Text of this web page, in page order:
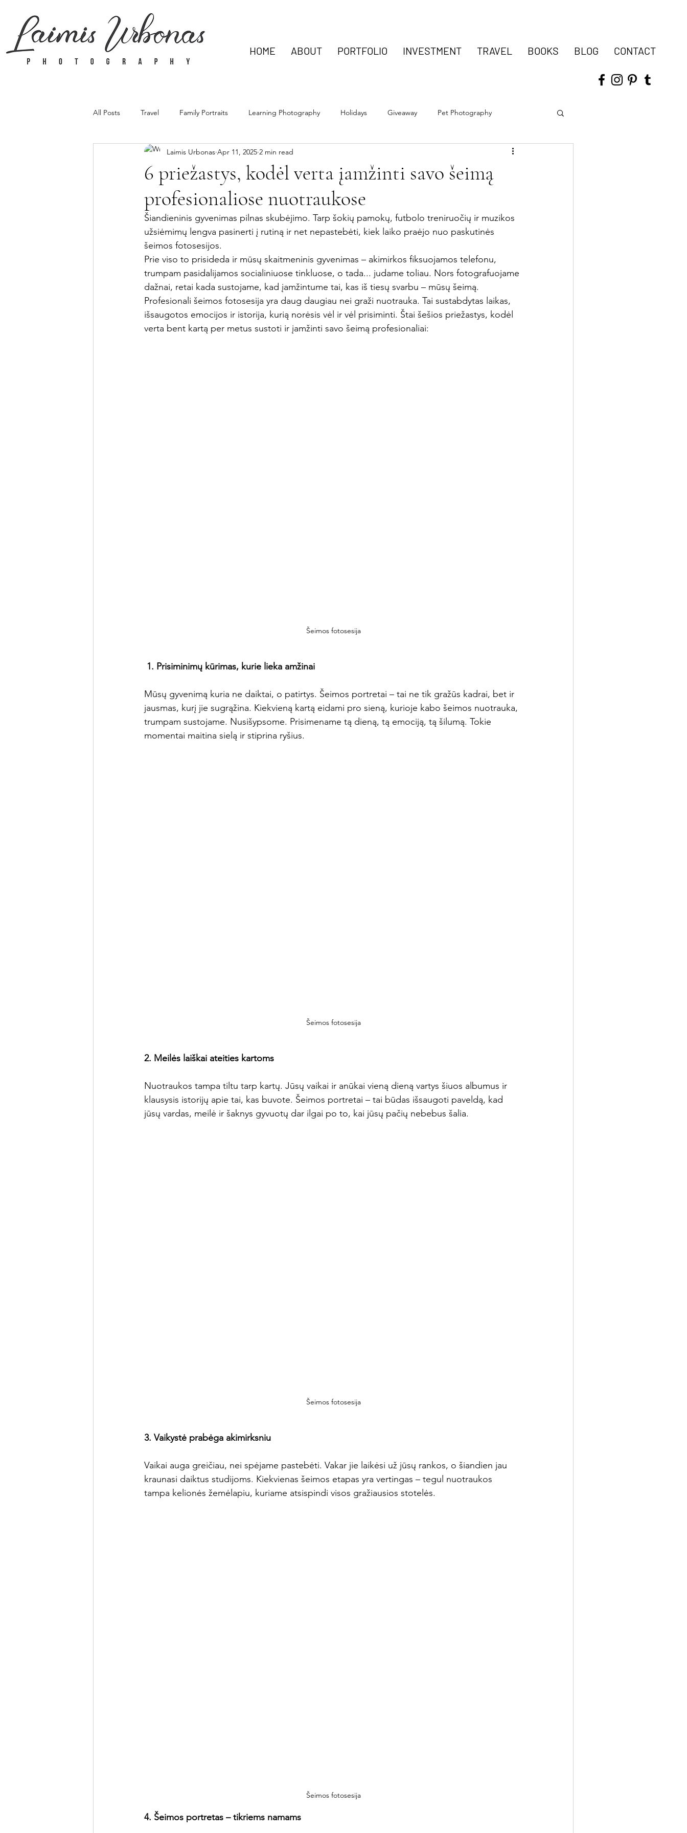
HOME ABOUT PORTFOLIO INVESTMENT TRAVEL BOOKS BLOG CONTACT
All Posts Travel Family Portraits Learning Photography Holidays Giveaway Pet Photography
Greeting Cards Family Gift Šeima
6 priežastys, kodėl verta įamžinti savo šeimą
profesionaliose nuotraukose
Laimis Urbonas Apr 11, 2025 2 min read
Šiandieninis gyvenimas pilnas skubėjimo. Tarp šokių pamokų, futbolo treniruočių ir muzikos
užsiėmimų lengva pasinerti į rutiną ir net nepastebėti, kiek laiko praėjo nuo paskutinės
šeimos fotosesijos.
Prie viso to prisideda ir mūsų skaitmeninis gyvenimas – akimirkos fiksuojamos telefonu,
trumpam pasidalijamos socialiniuose tinkluose, o tada... judame toliau. Nors fotografuojame
dažnai, retai kada sustojame, kad įamžintume tai, kas iš tiesų svarbu – mūsų šeimą.
Profesionali šeimos fotosesija yra daug daugiau nei graži nuotrauka. Tai sustabdytas laikas,
išsaugotos emocijos ir istorija, kurią norėsis vėl ir vėl prisiminti. Štai šešios priežastys, kodėl
verta bent kartą per metus sustoti ir įamžinti savo šeimą profesionaliai:
Šeimos fotosesija
1. Prisiminimų kūrimas, kurie lieka amžinai
Mūsų gyvenimą kuria ne daiktai, o patirtys. Šeimos portretai – tai ne tik gražūs kadrai, bet ir
jausmas, kurį jie sugrąžina. Kiekvieną kartą eidami pro sieną, kurioje kabo šeimos nuotrauka,
trumpam sustojame. Nusišypsome. Prisimename tą dieną, tą emociją, tą šilumą. Tokie
momentai maitina sielą ir stiprina ryšius.
Šeimos fotosesija
2. Meilės laiškai ateities kartoms
Nuotraukos tampa tiltu tarp kartų. Jūsų vaikai ir anūkai vieną dieną vartys šiuos albumus ir
klausysis istorijų apie tai, kas buvote. Šeimos portretai – tai būdas išsaugoti paveldą, kad
jūsų vardas, meilė ir šaknys gyvuotų dar ilgai po to, kai jūsų pačių nebebus šalia.
Šeimos fotosesija
3. Vaikystė prabėga akimirksniu
Vaikai auga greičiau, nei spėjame pastebėti. Vakar jie laikėsi už jūsų rankos, o šiandien jau
kraunasi daiktus studijoms. Kiekvienas šeimos etapas yra vertingas – tegul nuotraukos
tampa kelionės žemėlapiu, kuriame atsispindi visos gražiausios stotelės.
Šeimos fotosesija
4. Šeimos portretas – tikriems namams